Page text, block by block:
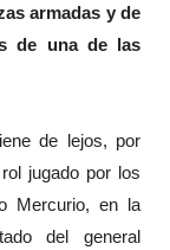
armadas y de
de una de las
de lejos, por
jugado por los
Mercurio, en la
del general